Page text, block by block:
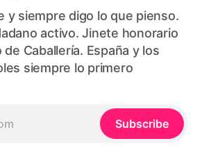
y siempre digo lo que pienso.
activo. Jinete honorario
Caballería. España y los
siempre lo primero
Subscribe